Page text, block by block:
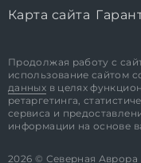
Карта сайта
Продолжая работу с
использование сайтом
данных в целях
ретаргетинга,
сервиса и
информации на основе
2026 © Северная Аврора